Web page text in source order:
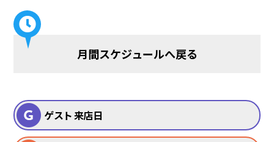
月間スケジュールへ戻る
ゲスト 来店日